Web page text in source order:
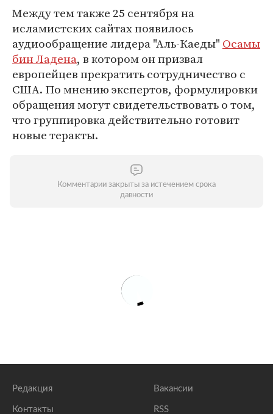
Между тем также 25 сентября на
исламистских сайтах появилось
аудиообращение лидера "Аль-Каеды" Осамы
бин Ладена, в котором он призвал
европейцев прекратить сотрудничество с
США. По мнению экспертов, формулировки
обращения могут свидетельствовать о том,
что группировка действительно готовит
новые теракты.
Комментарии закрыты за истечением срока
давности
Редакция
Контакты
Вакансии
RSS